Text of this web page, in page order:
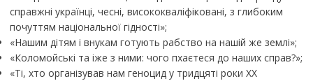
справжні українці, чесні, висококваліфіковані, з глибоким
почуттям національної гідності»;
«Нашим дітям і внукам готують рабство на нашій же землі»;
«Коломойські та іже з ними: чого пхаєтеся до наших справ?»;
«Ті, хто організував нам геноцид у тридцяті роки ХХ